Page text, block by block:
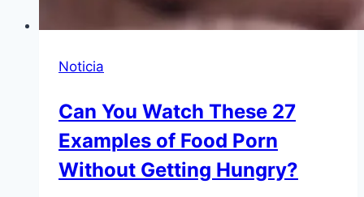
Noticia
Can You Watch These 27
Examples of Food Porn
Without Getting Hungry?